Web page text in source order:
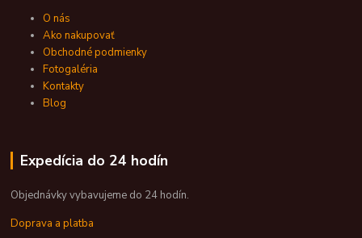
O nás
Ako nakupovať
Obchodné podmienky
Fotogaléria
Kontakty
Blog
Expedícia do 24 hodín
Objednávky vybavujeme do 24 hodín.
Doprava a platba